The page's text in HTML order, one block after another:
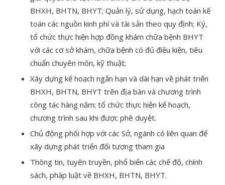
BHXH, BHTN, BHYT; Quản lý, sử dụng, hạch toán kế
toán các nguồn kinh phí và tài sản theo quy định; Ký,
tổ chức thực hiện hợp đồng khám chữa bệnh BHYT
với các cơ sở khám, chữa bệnh có đủ điều kiện, tiêu
chuẩn chuyên môn, kỹ thuật;
Xây dựng kế hoạch ngắn hạn và dài hạn về phát triển
BHXH, BHTN, BHYT trên địa bàn và chương trình
công tác hàng năm; tổ chức thực hiện kế hoạch,
chương trình sau khi được phê duyệt.
Chủ động phối hợp với các Sở, ngành có liên quan để
xây dựng phát triển đối tượng tham gia
Thông tin, tuyên truyền, phổ biến các chế độ, chính
sách, pháp luật về BHXH, BHTN, BHYT.